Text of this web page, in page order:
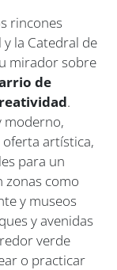
rincones
la Catedral de
mirador sobre
de
.
moderno,
oferta artística,
para un
zonas como
y museos
y avenidas
verde
o practicar